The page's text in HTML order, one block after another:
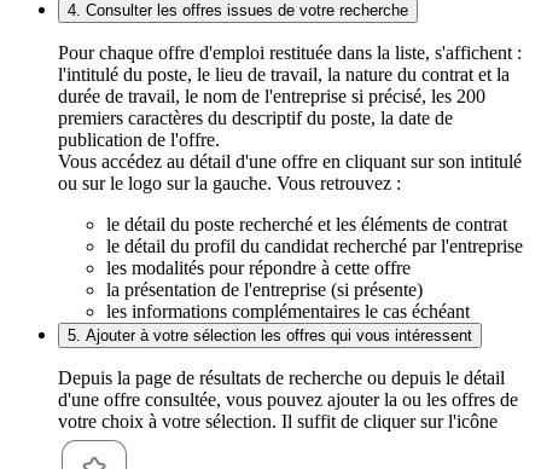
4. Consulter les offres issues de votre recherche
Pour chaque offre d'emploi restituée dans la liste, s'affichent :
l'intitulé du poste, le lieu de travail, la nature du contrat et la
durée de travail, le nom de l'entreprise si précisé, les 200
premiers caractères du descriptif du poste, la date de
publication de l'offre.
Vous accédez au détail d'une offre en cliquant sur son intitulé
ou sur le logo sur la gauche. Vous retrouvez :
le détail du poste recherché et les éléments de contrat
le détail du profil du candidat recherché par l'entreprise
les modalités pour répondre à cette offre
la présentation de l'entreprise (si présente)
les informations complémentaires le cas échéant
5. Ajouter à votre sélection les offres qui vous intéressent
Depuis la page de résultats de recherche ou depuis le détail
d'une offre consultée, vous pouvez ajouter la ou les offres de
votre choix à votre sélection. Il suffit de cliquer sur l'icône